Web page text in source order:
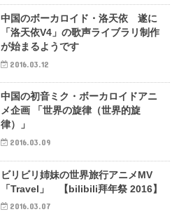
中国のボーカロイド・洛天依 遂に
「洛天依V4」の歌声ライブラリ制作
が始まるようです
2016.03.12
中国の初音ミク・ボーカロイドアニ
メ企画 「世界の旋律（世界的旋
律）」
2016.03.09
ビリビリ姉妹の世界旅行アニメMV
「Travel」 【bilibili拜年祭 2016】
2016.03.07